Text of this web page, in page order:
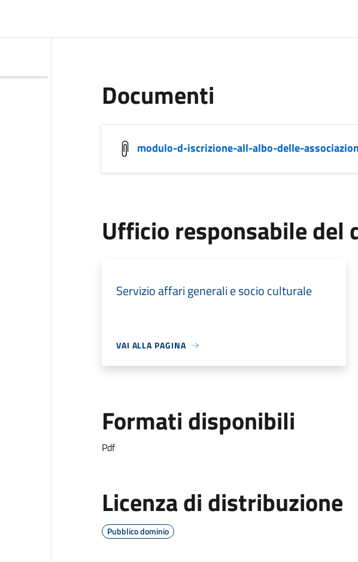
Documenti
modulo-d-iscrizione-all-albo-delle-
Ufficio responsabile del
Servizio affari generali e socio culturale
VAI ALLA PAGINA
Formati disponibili
Pdf
Licenza di distribuzione
Pubblico dominio